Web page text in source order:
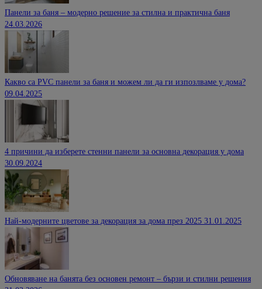
Панели за баня – модерно решение за стилна и практична баня
24.03.2026
Какво са PVC панели за баня и можем ли да ги изпозлваме у дома?
09.04.2025
4 причини да изберете стенни панели за основна декорация у дома
30.09.2024
Най-модерните цветове за декорация за дома през 2025 31.01.2025
Обновяване на банята без основен ремонт – бързи и стилни решения